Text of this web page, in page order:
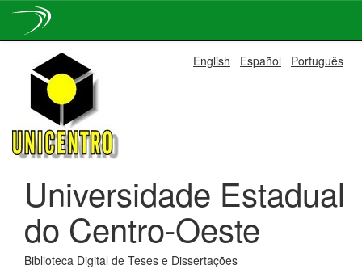
navigation
English Español Português
Universidade Estadual
do Centro-Oeste
Biblioteca Digital de Teses e Dissertações